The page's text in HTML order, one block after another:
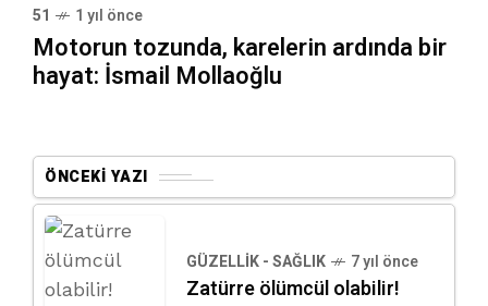
51 1 yıl önce
Motorun tozunda, karelerin ardında bir
hayat: İsmail Mollaoğlu
ÖNCEKI YAZI
GÜZELLIK - SAĞLIK 7 yıl önce
Zatürre ölümcül olabilir!